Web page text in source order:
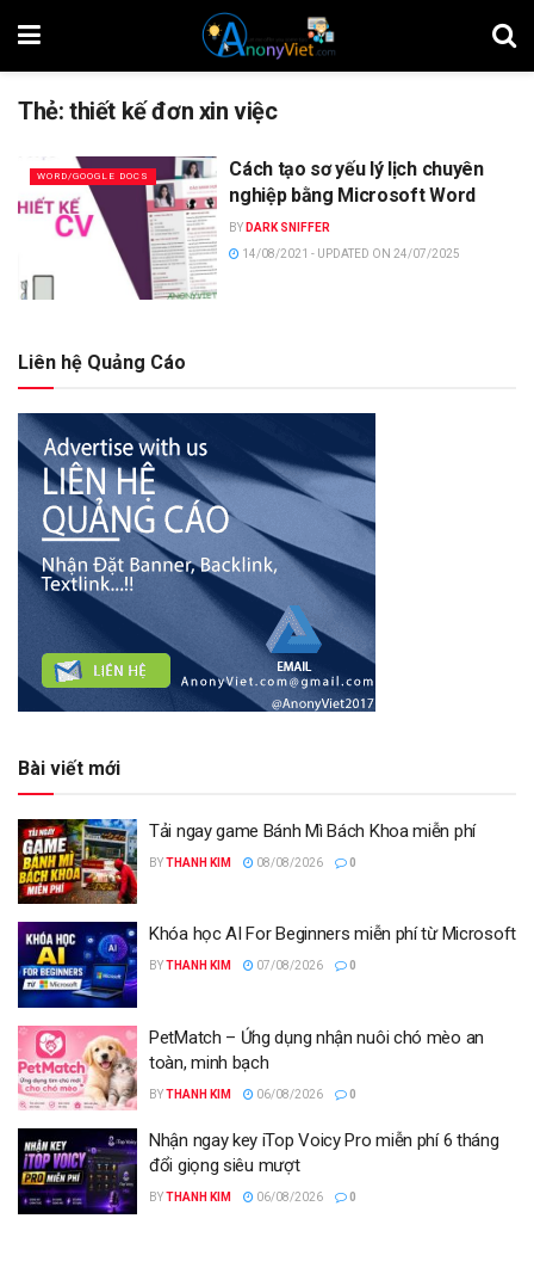
Thẻ:thiết kế đơn xin việc
WORD/GOOGLE DOCS
Cách tạo sơ yếu lý lịch chuyên
nghiệp bằng Microsoft Word
BY DARK SNIFFER
14/08/2021 - UPDATED ON 24/07/2025
Liên hệ Quảng Cáo
Bài viết mới
Tải ngay game Bánh Mì Bách Khoa miễn phí
BYTHANH KIM 08/08/2026 0
Khóa học AI For Beginners miễn phí từ Microsoft
BYTHANH KIM 07/08/2026 0
PetMatch – Ứng dụng nhận nuôi chó mèo an
toàn, minh bạch
BYTHANH KIM 06/08/2026 0
Nhận ngay key iTop Voicy Pro miễn phí 6 tháng
đổi giọng siêu mượt
BYTHANH KIM 06/08/2026 0